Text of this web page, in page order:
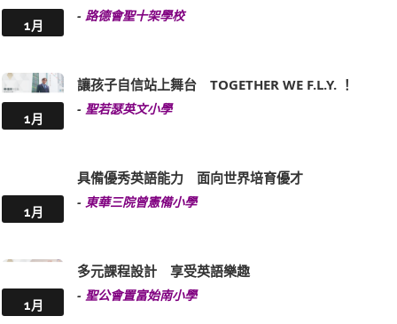
1月
- 路德會聖十架學校
1月
讓孩子自信站上舞台 TOGETHER WE F.L.Y. ！
- 聖若瑟英文小學
1月
具備優秀英語能力 面向世界培育優才
- 東華三院曾憲備小學
1月
多元課程設計 享受英語樂趣
- 聖公會置富始南小學